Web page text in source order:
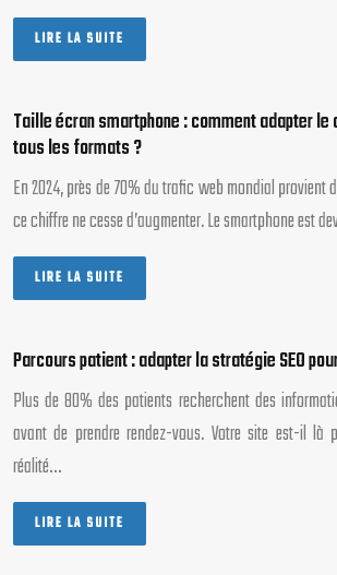
LIRE LA SUITE
Taille écran smartphone : comment adapter le
tous les formats ?
En 2024, près de 70% du trafic web mondial provient
ce chiffre ne cesse d’augmenter. Le smartphone est
LIRE LA SUITE
Parcours patient : adapter la stratégie SEO
Plus de 80% des patients recherchent des
avant de prendre rendez-vous. Votre site est-il là
réalité…
LIRE LA SUITE